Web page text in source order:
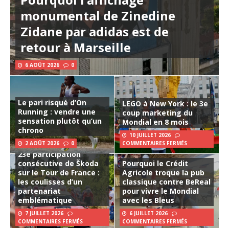
monumental de Zinedine
Zidane par adidas est de
retour à Marseille
6 AOÛT 2026 0
Le pari risqué d’On
Running : vendre une
sensation plutôt qu’un
chrono
2 AOÛT 2026 0
LEGO à New York : le 3e
coup marketing du
Mondial en 8 mois
10 JUILLET 2026
COMMENTAIRES FERMÉS
23e participation
consécutive de Škoda
sur le Tour de France :
les coulisses d’un
partenariat
emblématique
7 JUILLET 2026
COMMENTAIRES FERMÉS
Pourquoi le Crédit
Agricole troque la pub
classique contre BeReal
pour vivre le Mondial
avec les Bleus
6 JUILLET 2026
COMMENTAIRES FERMÉS